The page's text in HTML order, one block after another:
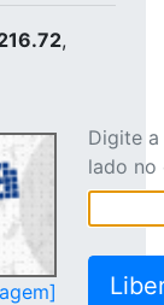
,
Digite
lado no